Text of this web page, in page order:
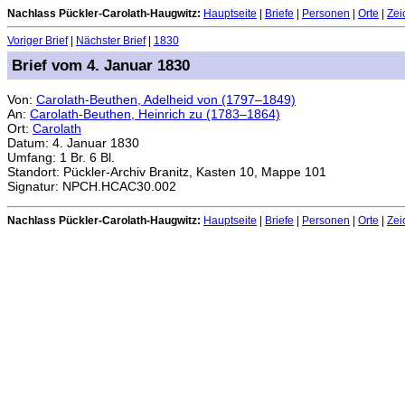
Nachlass Pückler-Carolath-Haugwitz: Hauptseite Briefe Personen Orte
Voriger Brief| Nächster Brief| 1830
Brief vom 4. Januar 1830
Von: Carolath-Beuthen, Adelheid von (1797–1849)
An: Carolath-Beuthen, Heinrich zu (1783–1864)
Ort: Carolath
Datum: 4. Januar 1830
Umfang: 1 Br. 6 Bl.
Standort: Pückler-Archiv Branitz, Kasten 10, Mappe 101
Signatur: NPCH.HCAC30.002
Nachlass Pückler-Carolath-Haugwitz: Hauptseite Briefe Personen Orte